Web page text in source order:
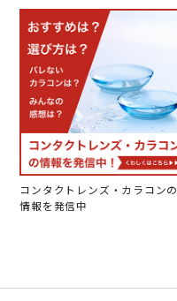
コンタクトレンズ・カラコンの
情報を発信中